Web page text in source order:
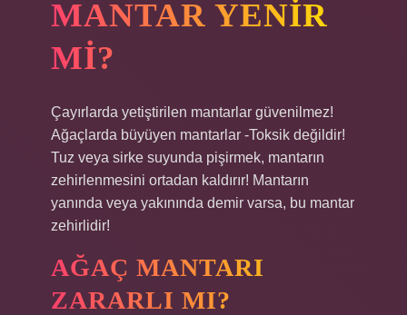
MANTAR YENIR
MI?
Çayırlarda yetiştirilen mantarlar güvenilmez!
Ağaçlarda büyüyen mantarlar -Toksik değildir!
Tuz veya sirke suyunda pişirmek, mantarın
zehirlenmesini ortadan kaldırır! Mantarın
yanında veya yakınında demir varsa, bu mantar
zehirlidir!
AĞAÇ MANTARI
ZARARLI MI?